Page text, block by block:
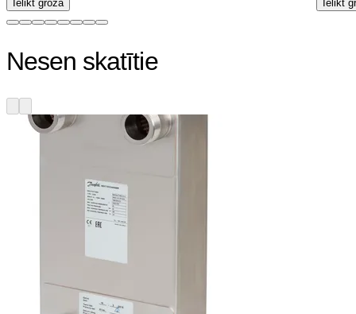
Ielikt grozā Ielikt
Nesen skatītie